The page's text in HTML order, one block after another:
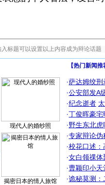
现代人的婚纱照
揭密日本的情人旅馆
【热门新闻
·萨达姆绞刑
·公安部发A
·纪念逝者
·丁俊晖豪
·野生东北
·专家辩论伪
·校花口述：
·女白领祼体
·曹颖印小天
·诡秘莫测：